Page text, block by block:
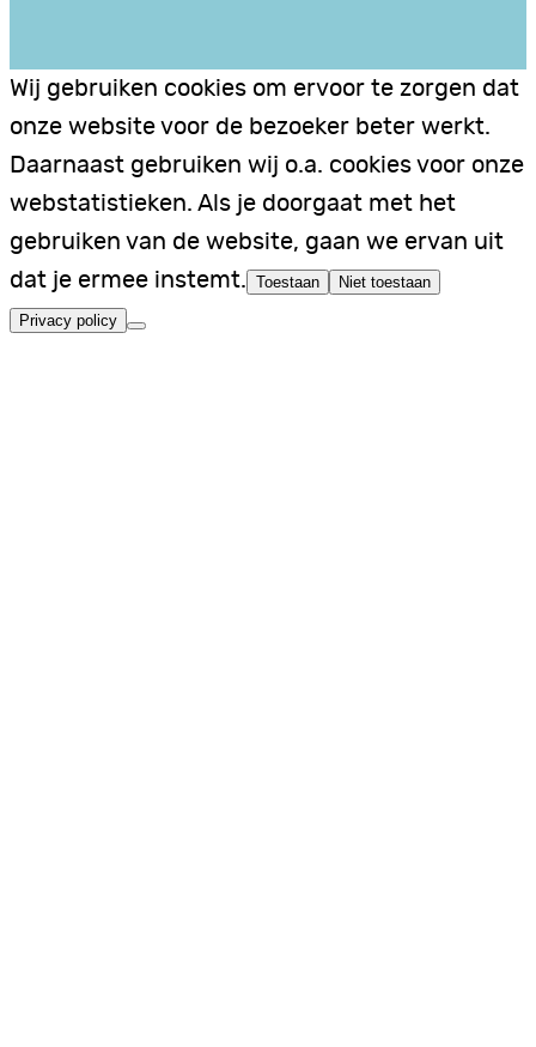
Wij gebruiken cookies om ervoor te zorgen dat
onze website voor de bezoeker beter werkt.
Daarnaast gebruiken wij o.a. cookies voor onze
webstatistieken. Als je doorgaat met het
gebruiken van de website, gaan we ervan uit
dat je ermee instemt. Toestaan Niet toestaan
Privacy policy